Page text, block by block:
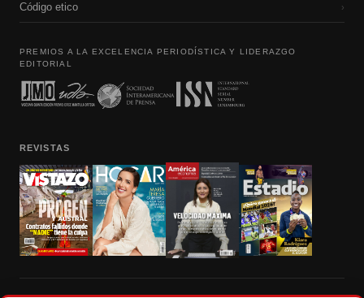
Código etico ›
PREMIOS A LA EXCELENCIA PERIODÍSTICA Y LIDERAZGO
EDITORIAL
REVISTAS